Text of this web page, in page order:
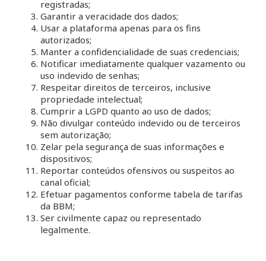
registradas;
Garantir a veracidade dos dados;
Usar a plataforma apenas para os fins
autorizados;
Manter a confidencialidade de suas credenciais;
Notificar imediatamente qualquer vazamento ou
uso indevido de senhas;
Respeitar direitos de terceiros, inclusive
propriedade intelectual;
Cumprir a LGPD quanto ao uso de dados;
Não divulgar conteúdo indevido ou de terceiros
sem autorização;
Zelar pela segurança de suas informações e
dispositivos;
Reportar conteúdos ofensivos ou suspeitos ao
canal oficial;
Efetuar pagamentos conforme tabela de tarifas
da BBM;
Ser civilmente capaz ou representado
legalmente.